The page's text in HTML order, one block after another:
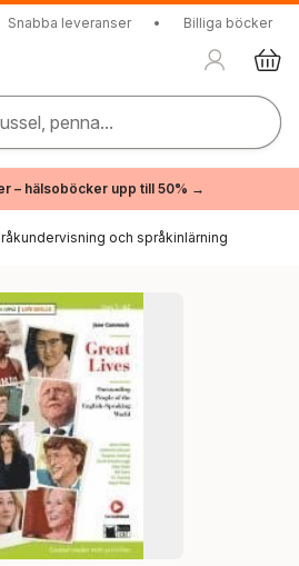
Snabba leveranser • Billiga böcker
penna...
– hälsoböcker upp till 50% →
och språkinlärning